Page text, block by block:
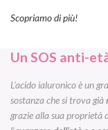
Scopriamo di più!
Un SOS anti-
L’acido ialuronico è un
sostanza che si trova già
grazie alla sua proprietà